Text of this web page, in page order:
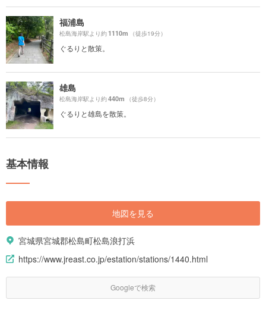
福浦島
松島海岸駅より約1110m （徒歩19分）
ぐるりと散策。
雄島
松島海岸駅より約440m （徒歩8分）
ぐるりと雄島を散策。
基本情報
地図を見る
宮城県宮城郡松島町松島浪打浜
https://www.jreast.co.jp/estation/stations/1440.html
Googleで検索